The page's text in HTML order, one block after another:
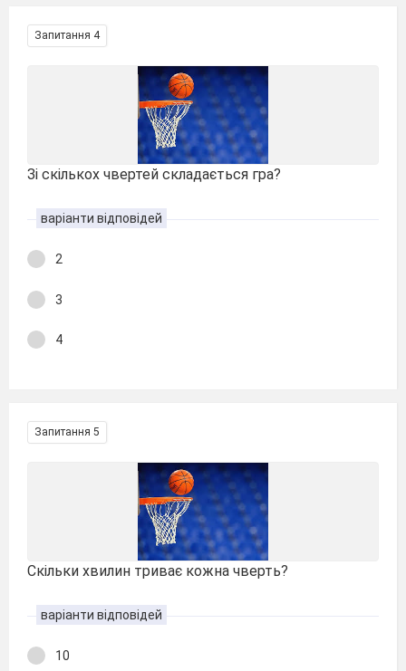
Запитання 4
Зі скількох чвертей складається гра?
варіанти відповідей
2
3
4
Запитання 5
Скільки хвилин триває кожна чверть?
варіанти відповідей
10